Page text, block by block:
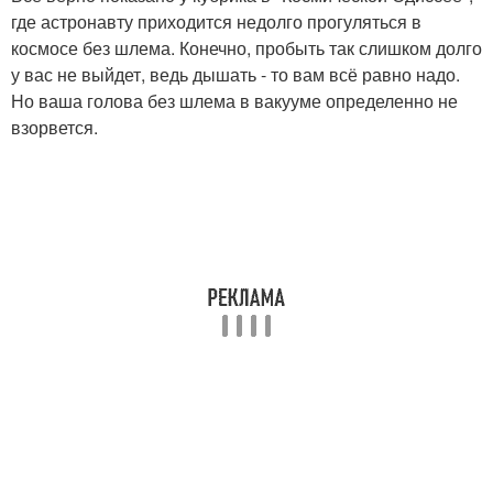
где астронавту приходится недолго прогуляться в
космосе без шлема. Конечно, пробыть так слишком долго
у вас не выйдет, ведь дышать - то вам всё равно надо.
Но ваша голова без шлема в вакууме определенно не
взорвется.